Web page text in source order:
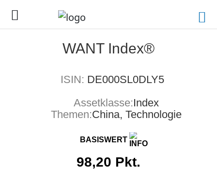
WANT Index®
ISIN: DE000SL0DLY5
Assetklasse:Index
Themen:China, Technologie
BASISWERT
98,20 Pkt.